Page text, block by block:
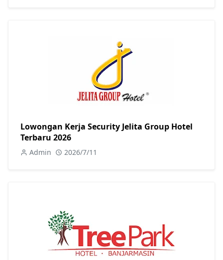
Lowongan Kerja Security Jelita Group Hotel
Terbaru 2026
Admin 2026/7/11